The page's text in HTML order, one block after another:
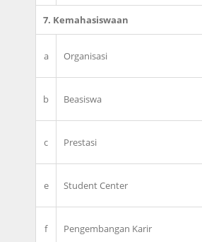
7. Kemahasiswaan
a Organisasi
b Beasiswa
c Prestasi
e Student Center
f Pengembangan Karir